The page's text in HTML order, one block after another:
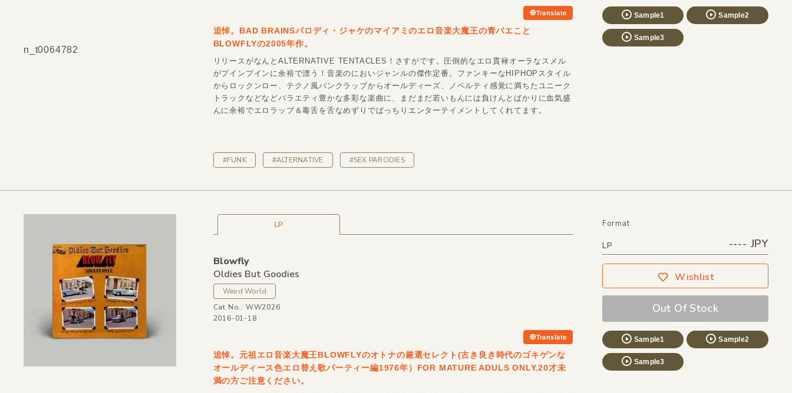
n_t0064782
Translate Sample1 Sample2
Sample3
追悼。BAD BRAINSパロディ・ジャケのマイアミのエロ音楽大魔王の青バエこと
BLOWFLYの2005年作。
リリースがなんとALTERNATIVE TENTACLES！さすがです。圧倒的なエロ貫禄オーラなスメル
がプインプインに余裕で漂う！音楽のにおいジャンルの傑作定番。ファンキーなHIPHOPスタイル
からロックンロー、テクノ風パンクラップからオールディーズ、ノベルティ感覚に満ちたユニーク
トラックなどなどバラエティ豊かな多彩な楽曲に、まだまだ若いもんには負けんとばかりに血気盛
んに余裕でエロラップ＆毒舌を舌なめずりでばっちりエンターテイメントしてくれてます。
#FUNK #ALTERNATIVE #SEX PARODIES
LP
Blowfly
Oldies But Goodies
Weird World
Cat No.: WW2026
2016-01-18
Translate
Format
LP ---- JPY
Wishlist
Out Of Stock
Sample1 Sample2
Sample3
追悼。元祖エロ音楽大魔王BLOWFLYのオトナの厳選セレクト(古き良き時代のゴキゲンな
オールディース色エロ替え歌パーティー編1976年）FOR MATURE ADULS ONLY.20才未
満の方ご注意ください。